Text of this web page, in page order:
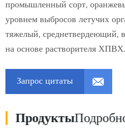
промышленный сорт,
уровнем выбросов летучих
тяжелый, среднетвердеющий,
на основе растворителя ХПВХ.
Запрос цитаты
Продукты